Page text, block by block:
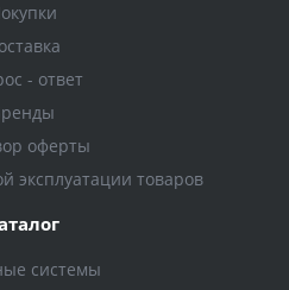
- ответ
оферты
эксплуатации товаров
системы